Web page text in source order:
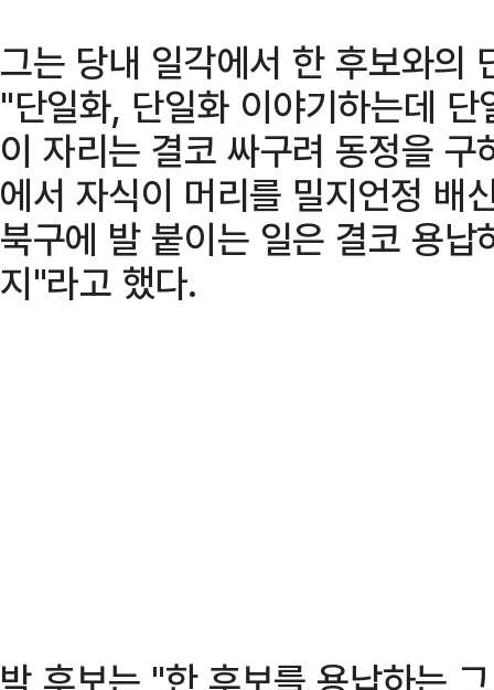
그는 당내 일각에서 한 후보와의
"단일화, 단일화 이야기하는데
이 자리는 결코 싸구려 동정을
에서 자식이 머리를 밀지언정 배
북구에 발 붙이는 일은 결코 용
지"라고 했다.
박 후보는 "한 후보를 용납하는